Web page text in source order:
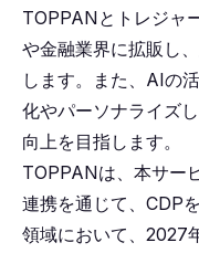
TOPPANとトレジャ
や金融業界に拡販し
します。また、AIの
化やパーソナライズ
向上を目指します。
TOPPANは、本サー
連携を通じて、CDP
領域において、2027